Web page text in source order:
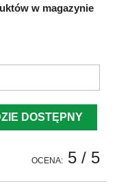
w magazynie
DOSTĘPNY
OCENA: 5 / 5